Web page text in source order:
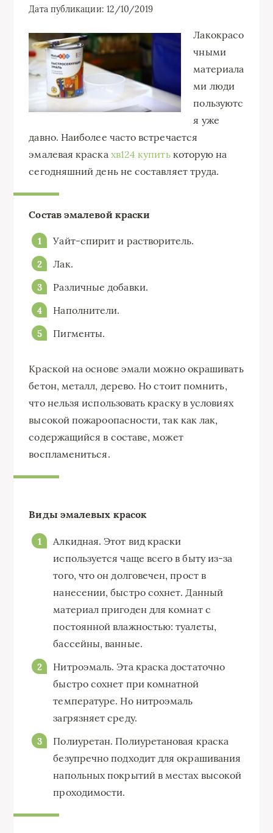
Дата публикации: 12/10/2019
Лакокрасо
чными
материала
ми люди
пользуютс
я уже
давно. Наиболее часто встречается
эмалевая краска хв124 купитькоторую на
сегодняшний день не составляет труда.
Состав эмалевой краски
Уайт-спирит и растворитель.
Лак.
Различные добавки.
Наполнители.
Пигменты.
Краской на основе эмали можно окрашивать
бетон, металл, дерево. Но стоит помнить,
что нельзя использовать краску в условиях
высокой пожароопасности, так как лак,
содержащийся в составе, может
воспламениться.
Виды эмалевых красок
Алкидная. Этот вид краски
используется чаще всего в быту из-за
того, что он долговечен, прост в
нанесении, быстро сохнет. Данный
материал пригоден для комнат с
постоянной влажностью: туалеты,
бассейны, ванные.
Нитроэмаль. Эта краска достаточно
быстро сохнет при комнатной
температуре. Но нитроэмаль
загрязняет среду.
Полиуретан. Полиуретановая краска
безупречно подходит для окрашивания
напольных покрытий в местах высокой
проходимости.